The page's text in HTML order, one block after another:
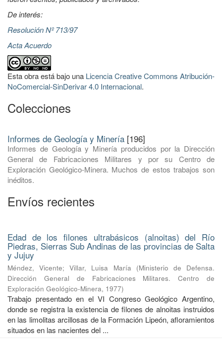
De interés:
Resolución Nº 713/97
Acta Acuerdo
Esta obra está bajo una Licencia Creative Commons Atribución-
NoComercial-SinDerivar 4.0 Internacional.
Colecciones
Informes de Geología y Minería [196]
Informes de Geología y Minería producidos por la Dirección
General de Fabricaciones Militares y por su Centro de
Exploración Geológico-Minera. Muchos de estos trabajos son
inéditos.
Envíos recientes
Edad de los filones ultrabásicos (alnoitas) del Río
Piedras, Sierras Sub Andinas de las provincias de Salta
y Jujuy
Méndez, Vicente;Villar, Luisa María (Ministerio de Defensa.
Dirección General de Fabricaciones Militares. Centro de
Exploración Geológico-Minera, 1977)
Trabajo presentado en el VI Congreso Geológico Argentino,
donde se registra la existencia de filones de alnoitas instruidos
en las limolitas arcillosas de la Formación Lipeón, afloramientos
situados en las nacientes del ...